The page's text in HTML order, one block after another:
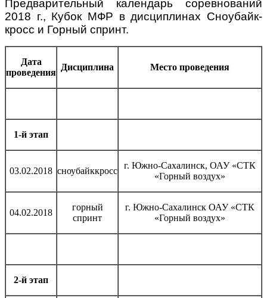
Предварительный календарь cоревнований
2018 г., Кубок МФР в дисциплинах Сноубайк-
кросс и Горный спринт.
Дата
проведения
Дисциплина Место проведения
1-й этап
03.02.2018 сноубайккросс
г. Южно-Сахалинск, ОАУ «СТК
«Горный воздух»
04.02.2018
горный
спринт
г. Южно-Сахалинск ОАУ «СТК
«Горный воздух»
2-й этап